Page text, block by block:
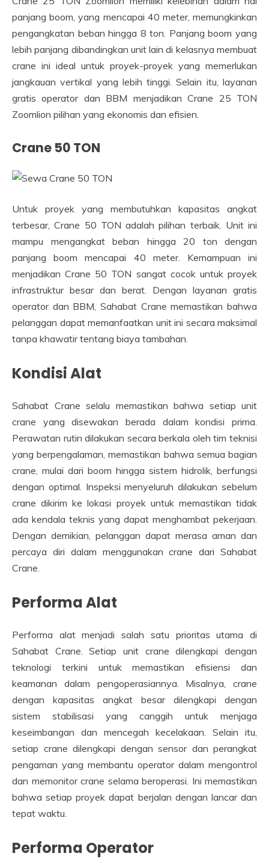
panjang boom, yang mencapai 40 meter, memungkinkan
pengangkatan beban hingga 8 ton. Panjang boom yang
lebih panjang dibandingkan unit lain di kelasnya membuat
crane ini ideal untuk proyek-proyek yang memerlukan
jangkauan vertikal yang lebih tinggi. Selain itu, layanan
gratis operator dan BBM menjadikan Crane 25 TON
Zoomlion pilihan yang ekonomis dan efisien.
Crane 50 TON
Untuk proyek yang membutuhkan kapasitas angkat
terbesar, Crane 50 TON adalah pilihan terbaik. Unit ini
mampu mengangkat beban hingga 20 ton dengan
panjang boom mencapai 40 meter. Kemampuan ini
menjadikan Crane 50 TON sangat cocok untuk proyek
infrastruktur besar dan berat. Dengan layanan gratis
operator dan BBM, Sahabat Crane memastikan bahwa
pelanggan dapat memanfaatkan unit ini secara maksimal
tanpa khawatir tentang biaya tambahan.
Kondisi Alat
Sahabat Crane selalu memastikan bahwa setiap unit
crane yang disewakan berada dalam kondisi prima.
Perawatan rutin dilakukan secara berkala oleh tim teknisi
yang berpengalaman, memastikan bahwa semua bagian
crane, mulai dari boom hingga sistem hidrolik, berfungsi
dengan optimal. Inspeksi menyeluruh dilakukan sebelum
crane dikirim ke lokasi proyek untuk memastikan tidak
ada kendala teknis yang dapat menghambat pekerjaan.
Dengan demikian, pelanggan dapat merasa aman dan
percaya diri dalam menggunakan crane dari Sahabat
Crane.
Performa Alat
Performa alat menjadi salah satu prioritas utama di
Sahabat Crane. Setiap unit crane dilengkapi dengan
teknologi terkini untuk memastikan efisiensi dan
keamanan dalam pengoperasiannya. Misalnya, crane
dengan kapasitas angkat besar dilengkapi dengan
sistem stabilisasi yang canggih untuk menjaga
keseimbangan dan mencegah kecelakaan. Selain itu,
setiap crane dilengkapi dengan sensor dan perangkat
pengaman yang membantu operator dalam mengontrol
dan memonitor crane selama beroperasi. Ini memastikan
bahwa setiap proyek dapat berjalan dengan lancar dan
tepat waktu.
Performa Operator